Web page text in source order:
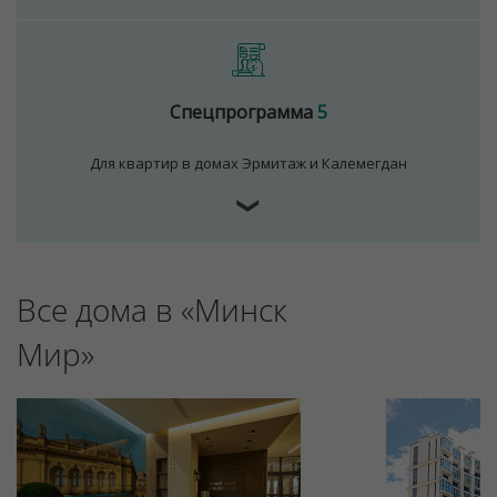
Спецпрограмма5
Для квартир в домах Эрмитаж и Калемегдан
❯
Все дома в «Минск
Мир»